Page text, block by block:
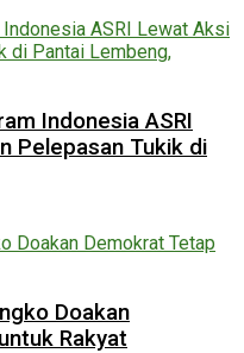
Indonesia ASRI
Pelepasan Tukik di
Doakan
Rakyat